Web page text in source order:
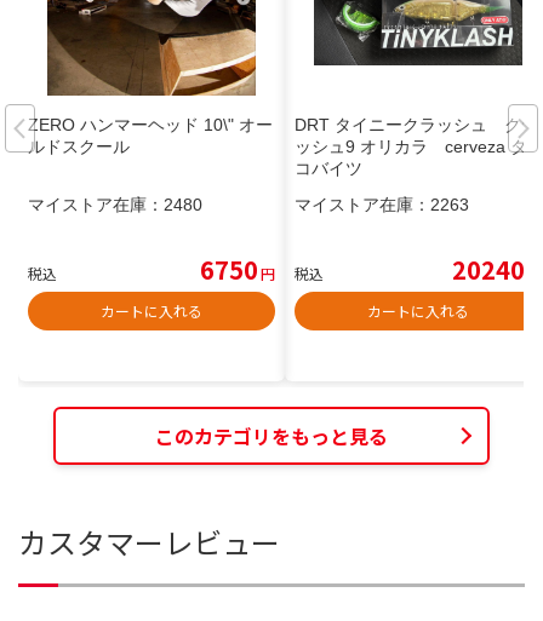
ZERO ハンマーヘッド 10\" オー
ルドスクール
マイストア在庫： 2480
税込 6750円
カートに入れる
DRT タイニークラッシュ クラ
ッシュ9 オリカラ cerveza タ
コバイツ
マイストア在庫： 2263
税込 20240
カートに入れる
このカテゴリをもっと見る
カスタマーレビュー